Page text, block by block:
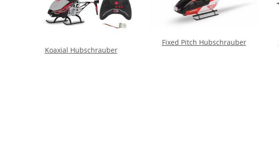
Koaxial Hubschrauber
Fixed Pitch Hubschrauber